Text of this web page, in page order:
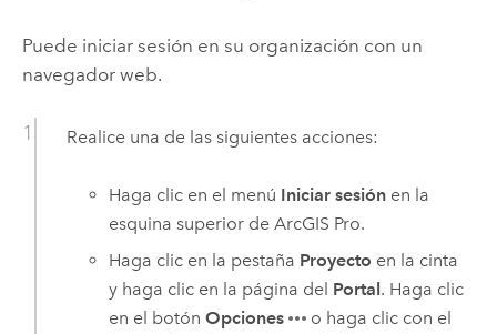
Puede iniciar sesión en su organización con un
navegador web.
Realice una de las siguientes acciones:
Haga clic en el menú Iniciar sesión en la
esquina superior deArcGIS Pro.
Haga clic en la pestaña Proyecto en la cinta
y haga clic en la página del Portal. Haga clic
en el botónOpciones
o haga clic con el